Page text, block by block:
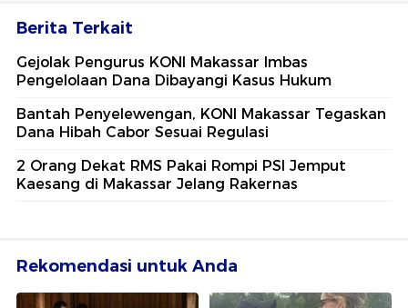
Berita Terkait
Gejolak Pengurus KONI Makassar Imbas
Pengelolaan Dana Dibayangi Kasus Hukum
Bantah Penyelewengan, KONI Makassar Tegaskan
Dana Hibah Cabor Sesuai Regulasi
2 Orang Dekat RMS Pakai Rompi PSI Jemput
Kaesang di Makassar Jelang Rakernas
Rekomendasi untuk Anda